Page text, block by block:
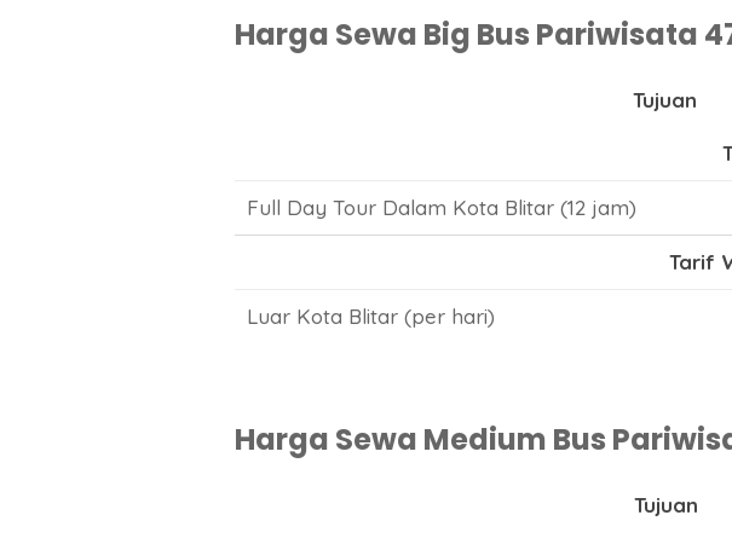
Harga Sewa Big Bus Pariwisata
Tujuan
Full Day Tour Dalam Kota Blitar (12 jam)
Tarif
Luar Kota Blitar (per hari)
Harga Sewa Medium Bus
Tujuan